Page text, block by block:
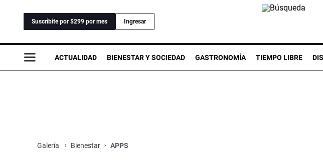
Suscribite por $299 por mes Ingresar
ACTUALIDAD BIENESTAR Y SOCIEDAD GASTRONOMÍA TIEMPO LIBRE
Galería Bienestar APPS